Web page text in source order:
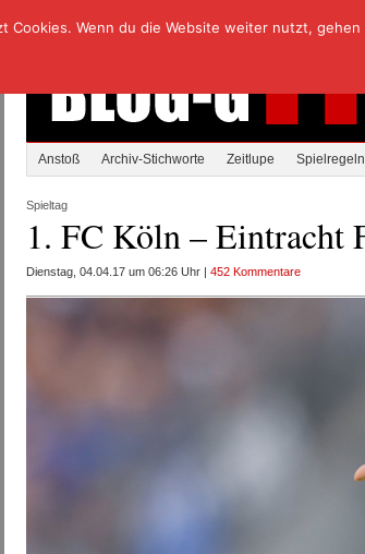
Anstoß Archiv-Stichworte Zeitlupe Spielregeln
Spieltag
1. FC Köln – Eintracht
Dienstag, 04.04.17 um 06:26 Uhr | 452 Kommentare
Cookies. Wenn du die Website weiter nutzt,